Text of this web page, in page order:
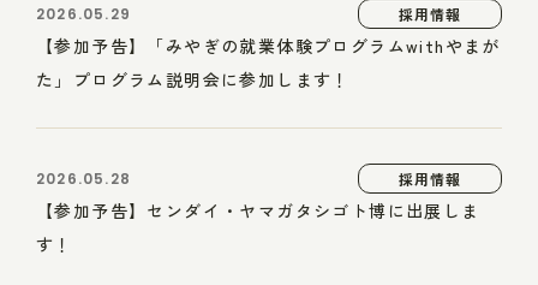
2026.05.29 採用情報
【参加予告】「みやぎの就業体験プログラムwithやまが
た」プログラム説明会に参加します！
2026.05.28 採用情報
【参加予告】センダイ・ヤマガタシゴト博に出展しま
す！